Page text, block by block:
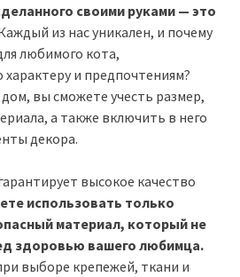
своими руками — это
из нас уникален, и почему
любимого кота,
и предпочтениям?
вы сможете учесть размер,
а также включить в него
декора.
высокое качество
использовать только
материал, который не
здоровью вашего любимца.
выборе крепежей, ткани и